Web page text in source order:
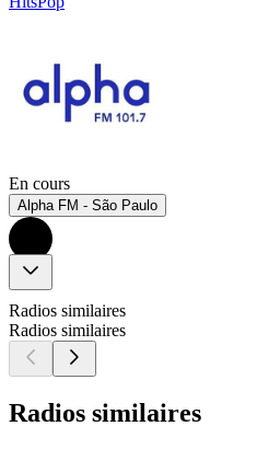
En cours
Alpha FM - São Paulo
Radios similaires
Radios similaires
Radios similaires